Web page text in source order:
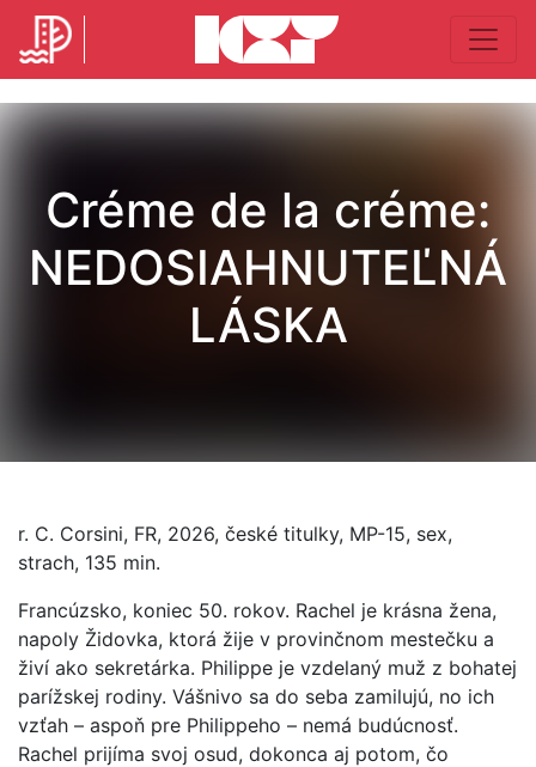
Créme de la créme:
NEDOSIAHNUTEĽNÁ
LÁSKA
r. C. Corsini, FR, 2026, české titulky, MP-15, sex,
strach, 135 min.
Francúzsko, koniec 50. rokov. Rachel je krásna žena,
napoly Židovka, ktorá žije v provinčnom mestečku a
živí ako sekretárka. Philippe je vzdelaný muž z bohatej
parížskej rodiny. Vášnivo sa do seba zamilujú, no ich
vzťah – aspoň pre Philippeho – nemá budúcnosť.
Rachel prijíma svoj osud, dokonca aj potom, čo